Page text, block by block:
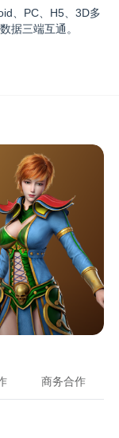
、PC、H5、3D多
据三端互通。
商务合作